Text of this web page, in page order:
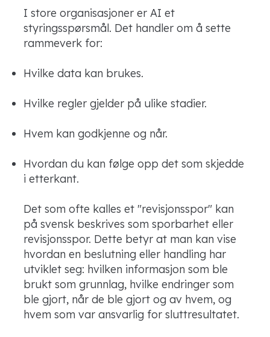
I store organisasjoner er AI et
styringsspørsmål. Det handler om å sette
rammeverk for:
Hvilke data kan brukes.
Hvilke regler gjelder på ulike stadier.
Hvem kan godkjenne og når.
Hvordan du kan følge opp det som skjedde
i etterkant.
Det som ofte kalles et "revisjonsspor" kan
på svensk beskrives som sporbarhet eller
revisjonsspor. Dette betyr at man kan vise
hvordan en beslutning eller handling har
utviklet seg: hvilken informasjon som ble
brukt som grunnlag, hvilke endringer som
ble gjort, når de ble gjort og av hvem, og
hvem som var ansvarlig for sluttresultatet.